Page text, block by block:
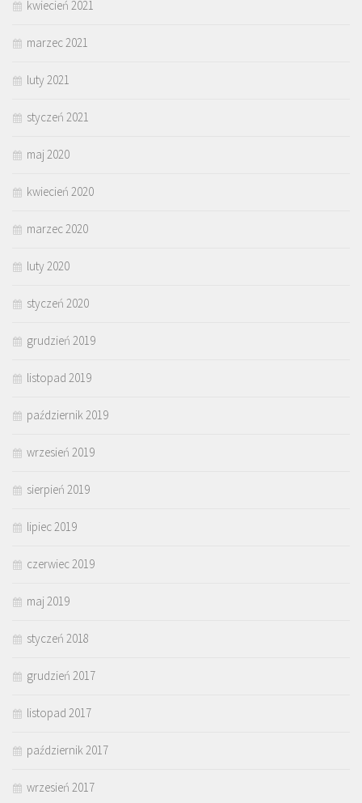
kwiecień 2021
marzec 2021
luty 2021
styczeń 2021
maj 2020
kwiecień 2020
marzec 2020
luty 2020
styczeń 2020
grudzień 2019
listopad 2019
październik 2019
wrzesień 2019
sierpień 2019
lipiec 2019
czerwiec 2019
maj 2019
styczeń 2018
grudzień 2017
listopad 2017
październik 2017
wrzesień 2017